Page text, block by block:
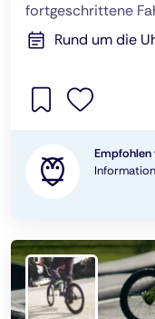
fortgeschrittene
Rund um die